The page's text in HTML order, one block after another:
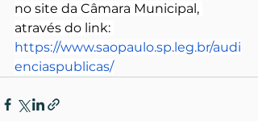
no site da Câmara Municipal,
através do link:
https://www.saopaulo.sp.leg.br/audi
enciaspublicas/